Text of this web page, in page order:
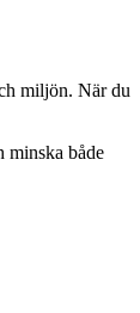
miljön. När du
minska både